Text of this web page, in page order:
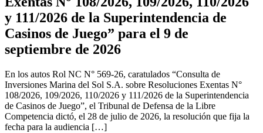
y 111/2026 de la Superintendencia de
Casinos de Juego” para el 9 de
septiembre de 2026
En los autos Rol NC N° 569-26, caratulados “Consulta de
Inversiones Marina del Sol S.A. sobre Resoluciones Exentas N°
108/2026, 109/2026, 110/2026 y 111/2026 de la Superintendencia
de Casinos de Juego”, el Tribunal de Defensa de la Libre
Competencia dictó, el 28 de julio de 2026, la resolución que fija la
fecha para la audiencia […]